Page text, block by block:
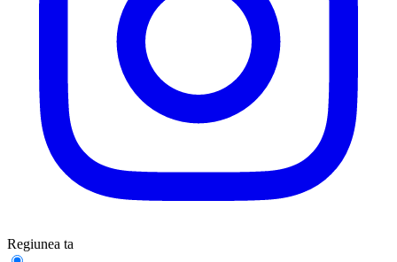
Regiunea ta